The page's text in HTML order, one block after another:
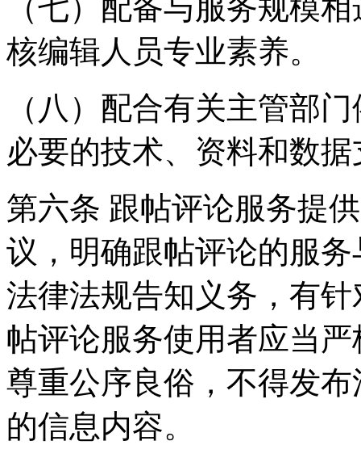
（七）配备与服务规模
核编辑人员专业素养。
（八）配合有关主管部
必要的技术、资料和数
第六条 跟帖评论服务提
议，明确跟帖评论的服
法律法规告知义务，有
帖评论服务使用者应当
尊重公序良俗，不得发
的信息内容。